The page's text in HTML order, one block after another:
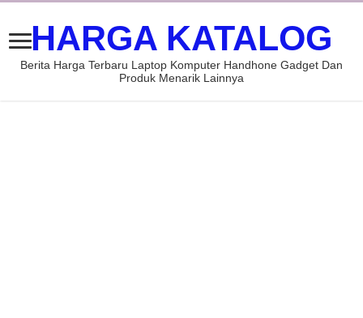
HARGA KATALOG
Berita Harga Terbaru Laptop Komputer Handhone Gadget Dan
Produk Menarik Lainnya